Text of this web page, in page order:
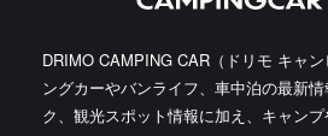
DRIMO CAMPING CAR（ドリモ キャ
ングカーやバンライフ、車中泊の最新
ク、観光スポット情報に加え、キャン